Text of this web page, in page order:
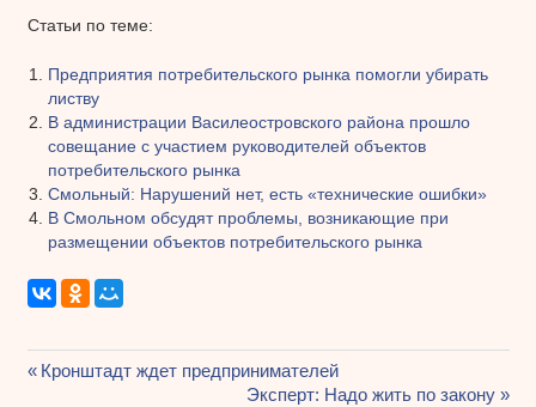
Статьи по теме:
Предприятия потребительского рынка помогли убирать
листву
В администрации Василеостровского района прошло
совещание с участием руководителей объектов
потребительского рынка
Смольный: Нарушений нет, есть «технические ошибки»
В Смольном обсудят проблемы, возникающие при
размещении объектов потребительского рынка
Предыдущая
Кронштадт ждет предпринимателей
Следующая
Эксперт: Надо жить по закону